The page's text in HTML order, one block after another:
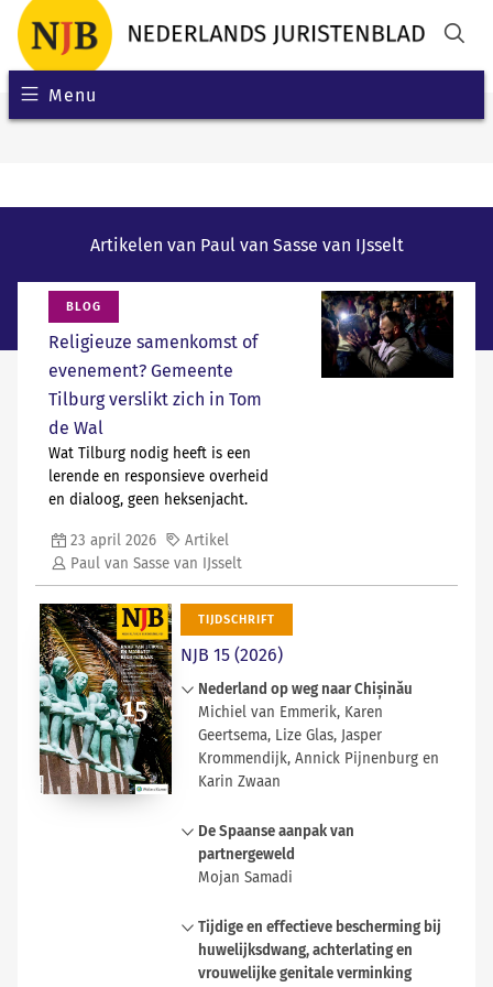
Menu
Artikelen van Paul van Sasse van IJsselt
BLOG
Religieuze samenkomst of
evenement? Gemeente
Tilburg verslikt zich in Tom
de Wal
Wat Tilburg nodig heeft is een
lerende en responsieve overheid
en dialoog, geen heksenjacht.
23 april 2026
Artikel
Paul van Sasse van IJsselt
TIJDSCHRIFT
NJB 15 (2026)
Nederland op weg naar Chișinău
Michiel van Emmerik, Karen
Geertsema, Lize Glas, Jasper
Krommendijk, Annick Pijnenburg en
Karin Zwaan
om meer ruimte voor nationale
beleidsvrijheid op het terrein van
asiel en migratie. Dat gaat gepaard
Europese rechterlijke colleges
vanwege hun vermeende
begrenzende invloed op die
De Spaanse aanpak van
partnergeweld
Mojan Samadi
tegen vrouwen is de afgelopen jaren
een steeds zichtbaarder
maatschappelijk en politiek
Tijdige en effectieve bescherming bij
huwelijksdwang, achterlating en
vrouwelijke genitale verminking